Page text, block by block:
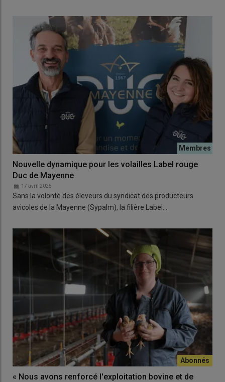
Nouvelle dynamique pour les volailles Label rouge
Duc de Mayenne
17 avril 2025
Sans la volonté des éleveurs du syndicat des producteurs
avicoles de la Mayenne (Sypalm), la filière Label…
« Nous avons renforcé l'exploitation bovine et de